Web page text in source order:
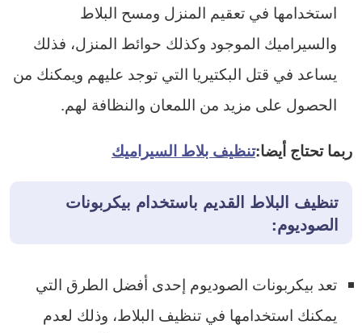
استخدامها في تعقيم المنزل ومسح البلاط
والسيراميك الموجود وكذلك حوائط المنزل، فذلك
يساعد في قتل البكتيريا التي توجد عليهم ويمكنك من
الحصول على مزيد من اللمعان والنظافة لهم.
ربما تحتاج أيضا:تنظيف بلاط السيراميك
تنظيف البلاط القديم باستخدام بيكربونات
الصوديوم:
تعد بيكربونات الصوديوم إحدى أفضل الطرق التي
يمكنك استخدامها في تنظيف البلاط، وذلك لعدم